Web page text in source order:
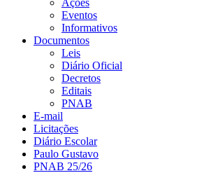
Ações
Eventos
Informativos
Documentos
Leis
Diário Oficial
Decretos
Editais
PNAB
E-mail
Licitações
Diário Escolar
Paulo Gustavo
PNAB 25/26